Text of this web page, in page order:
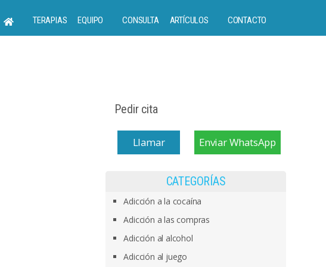
TERAPIAS EQUIPO CONSULTA ARTÍCULOS CONTACTO
Pedir cita
Llamar Enviar WhatsApp
CATEGORÍAS
Adicción a la cocaína
Adicción a las compras
Adicción al alcohol
Adicción al juego